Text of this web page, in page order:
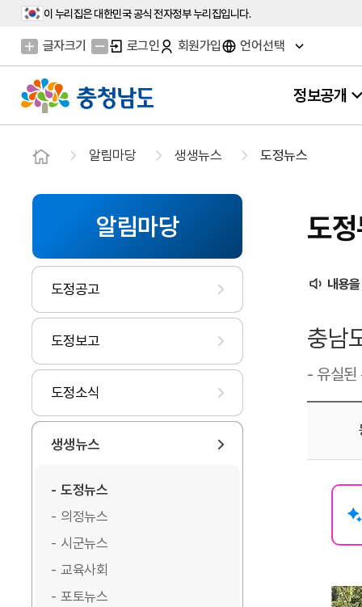
이 누리집은 대한민국 공식 전자정부 누리집입니다.
글자크기 로그인 회원가입 언어선택
정보공개
알림마당 생생뉴스 도정뉴스
알림마당
도정공고
도정보고
도정소식
생생뉴스
도정뉴스
의정뉴스
시군뉴스
교육사회
포토뉴스
도
내용
충남
- 유실된